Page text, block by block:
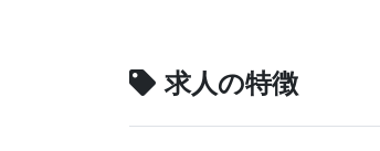
求人の特徴